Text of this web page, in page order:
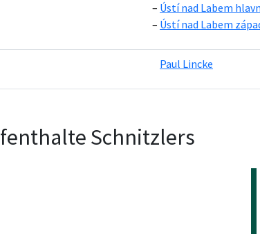
Ústí nad Labem
Ústí nad Labem
Paul Lincke
Schnitzlers